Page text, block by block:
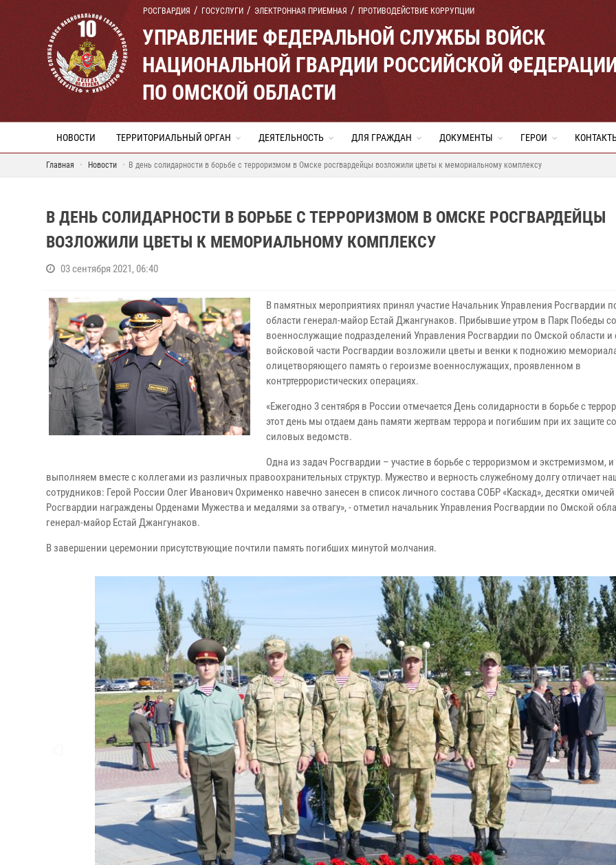
РОСГВАРДИЯ ГОСУСЛУГИ ЭЛЕКТРОННАЯ ПРИЕМНАЯ ПРОТИВОДЕЙСТВИЕ КОРРУПЦИИ
УПРАВЛЕНИЕ ФЕДЕРАЛЬНОЙ СЛУЖБЫ ВОЙСК
НАЦИОНАЛЬНОЙ ГВАРДИИ РОССИЙСКОЙ
ПО ОМСКОЙ ОБЛАСТИ
НОВОСТИ ТЕРРИТОРИАЛЬНЫЙ ОРГАН ДЕЯТЕЛЬНОСТЬ ДЛЯ ГРАЖДАН ДОКУМЕНТЫ ГЕРОИ
Главная Новости В день солидарности в борьбе с терроризмом в Омске росгвардейцы возложили цветы к мемориальному комплексу
В ДЕНЬ СОЛИДАРНОСТИ В БОРЬБЕ С ТЕРРОРИЗМОМ В ОМСКЕ РОСГВАРДЕЙЦЫ
ВОЗЛОЖИЛИ ЦВЕТЫ К МЕМОРИАЛЬНОМУ КОМПЛЕКСУ
03 сентября 2021, 06:40
В памятных мероприятиях принял участие Начальник Управления Росгвардии
области генерал-майор Естай Джангунаков. Прибывшие утром в Парк Победы
военнослужащие подразделений Управления Росгвардии по Омской области и
войсковой части Росгвардии возложили цветы и венки к подножию
олицетворяющего память о героизме военнослужащих, проявленном в
контртеррористических операциях.
«Ежегодно 3 сентября в России отмечается День солидарности в борьбе с
этот день мы отдаем дань памяти жертвам террора и погибшим при их защите
силовых ведомств.
Одна из задач Росгвардии – участие в борьбе с терроризмом и экстремизмом,
выполняем вместе с коллегами из различных правоохранительных структур. Мужество и верность служебному долгу отличает
сотрудников: Герой России Олег Иванович Охрименко навечно занесен в список личного состава СОБР «Каскад», десятки
Росгвардии награждены Орденами Мужества и медалями за отвагу», - отметил начальник Управления Росгвардии по Омской
генерал-майор Естай Джангунаков.
В завершении церемонии присутствующие почтили память погибших минутой молчания.